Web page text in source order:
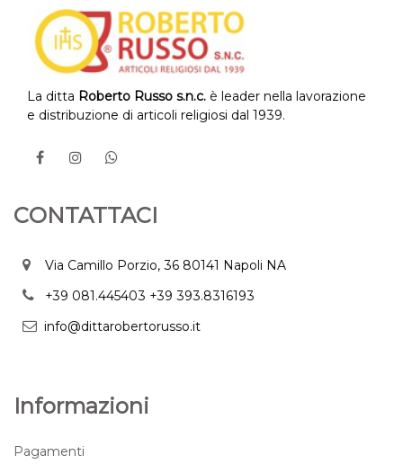
La ditta Roberto Russo s.n.c. è leader nella lavorazione
e distribuzione di articoli religiosi dal 1939.
CONTATTACI
Via Camillo Porzio, 36 80141 Napoli NA
+39 081.445403 +39 393.8316193
info@dittarobertorusso.it
Informazioni
Pagamenti